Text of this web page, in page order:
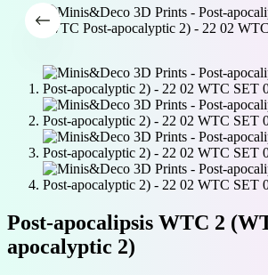
Post-apocalipsis WTC 2
apocalyptic 2)